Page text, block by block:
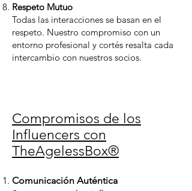
Respeto Mutuo
Todas las interacciones se basan en el
respeto. Nuestro compromiso con un
entorno profesional y cortés resalta cada
intercambio con nuestros socios.
Compromisos de los
Influencers con
TheAgelessBox®
Comunicación Auténtica